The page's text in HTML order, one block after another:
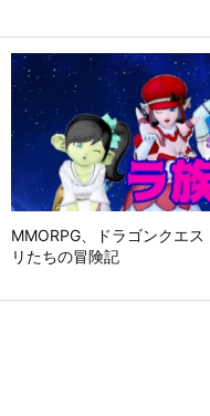
MMORPG、ドラゴンクエ
リたちの冒険記